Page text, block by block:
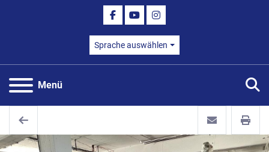
FACEBOOK
YOUTUBEINSTAGRAM
Sprache auswählen
Menü